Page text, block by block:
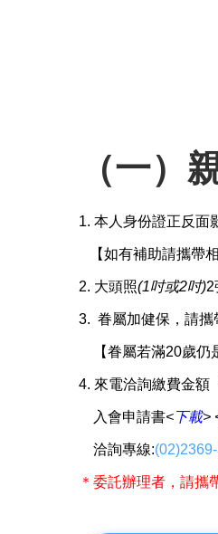
（一）
1. 本人身份證正反面
【如有補助請攜帶
2. 大頭照(1吋或2吋)2
3. 眷屬加健保，請攜
【眷屬若滿20歲仍
4. 來電洽詢繳費金額
入會申請書<下載>
洽詢專線:
＊委託辦理者，請攜